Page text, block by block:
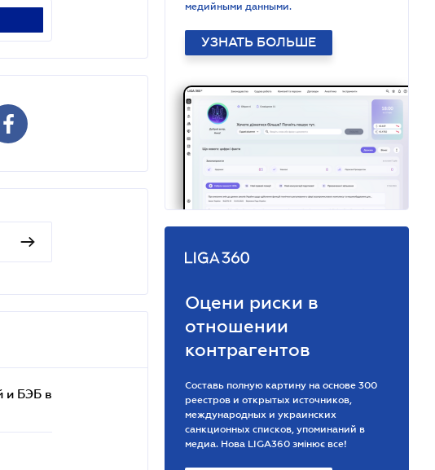
и БЭБ в
медийными данными.
УЗНАТЬ БОЛЬШЕ
Оцени риски в
отношении
контрагентов
Составь полную картину на основе 300
реестров и открытых источников,
международных и украинских
санкционных списков, упоминаний в
медиа. Нова LIGA360 змінює все!